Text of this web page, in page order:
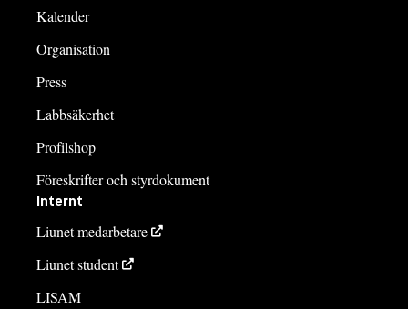
Kalender
Organisation
Press
Labbsäkerhet
Profilshop
Föreskrifter och styrdokument
Internt
Liunet medarbetare
Liunet student
LISAM